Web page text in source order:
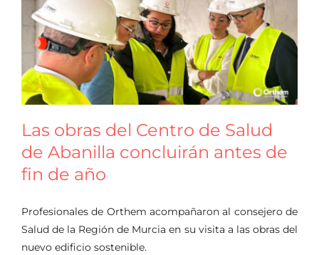
Las obras del Centro de Salud
de Abanilla concluirán antes de
fin de año
Profesionales de Orthem acompañaron al consejero de
Salud de la Región de Murcia en su visita a las obras del
nuevo edificio sostenible.